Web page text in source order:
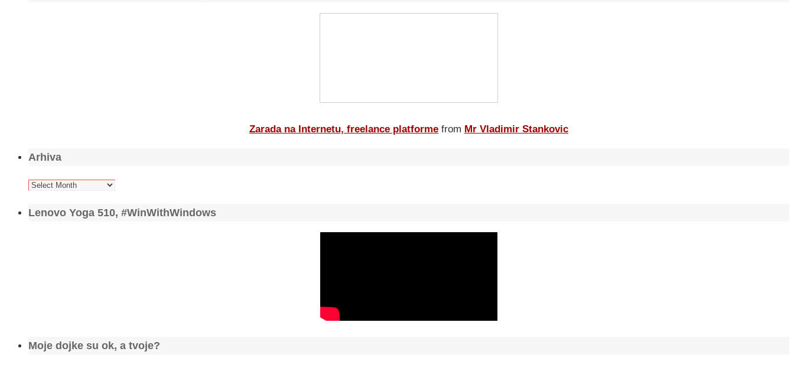
Zarada na Internetu, freelance platforme from Mr Vladimir Stankovic
Arhiva
Arhiva
Lenovo Yoga 510, #WinWithWindows
Moje dojke su ok, a tvoje?